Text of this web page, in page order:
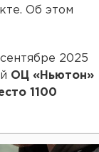
Об этом
2025
ОЦ «Ньютон»
1100